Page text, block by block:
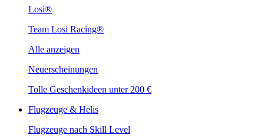
Losi®
Team Losi Racing®
Alle anzeigen
Neuerscheinungen
Tolle Geschenkideen unter 200 €
Flugzeuge & Helis
Flugzeuge nach Skill Level